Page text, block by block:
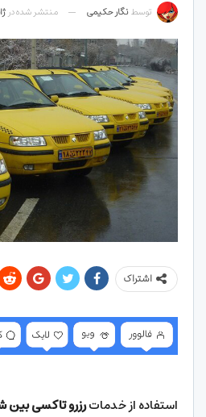
توسط نگار حکیمی منتشر شده در
اشتراک
استفاده از خدماترزرو تاکسی